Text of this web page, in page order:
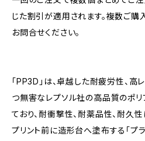
じた割引が適用されます。複数ご
お問合せください。
「PP3D」は、卓越した耐疲労性、
つ無害なレプソル社の高品質のポ
ており、耐衝撃性、耐薬品性、耐久性
プリント前に造形台へ塗布する「プ